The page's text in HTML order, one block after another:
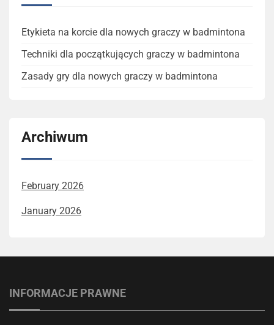
Etykieta na korcie dla nowych graczy w badmintona
Techniki dla początkujących graczy w badmintona
Zasady gry dla nowych graczy w badmintona
Archiwum
February 2026
January 2026
INFORMACJE PRAWNE